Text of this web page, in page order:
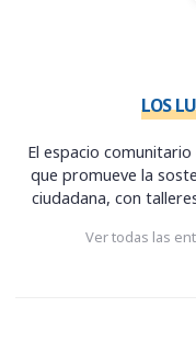
LOS
El espacio
que promueve la
ciudadana, con
Ver todas las